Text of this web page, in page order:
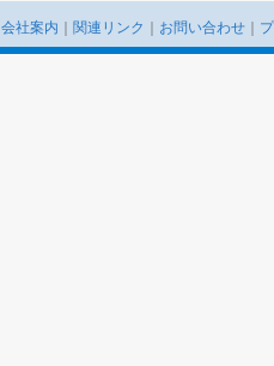
会社案内 関連リンク お問い合わせ